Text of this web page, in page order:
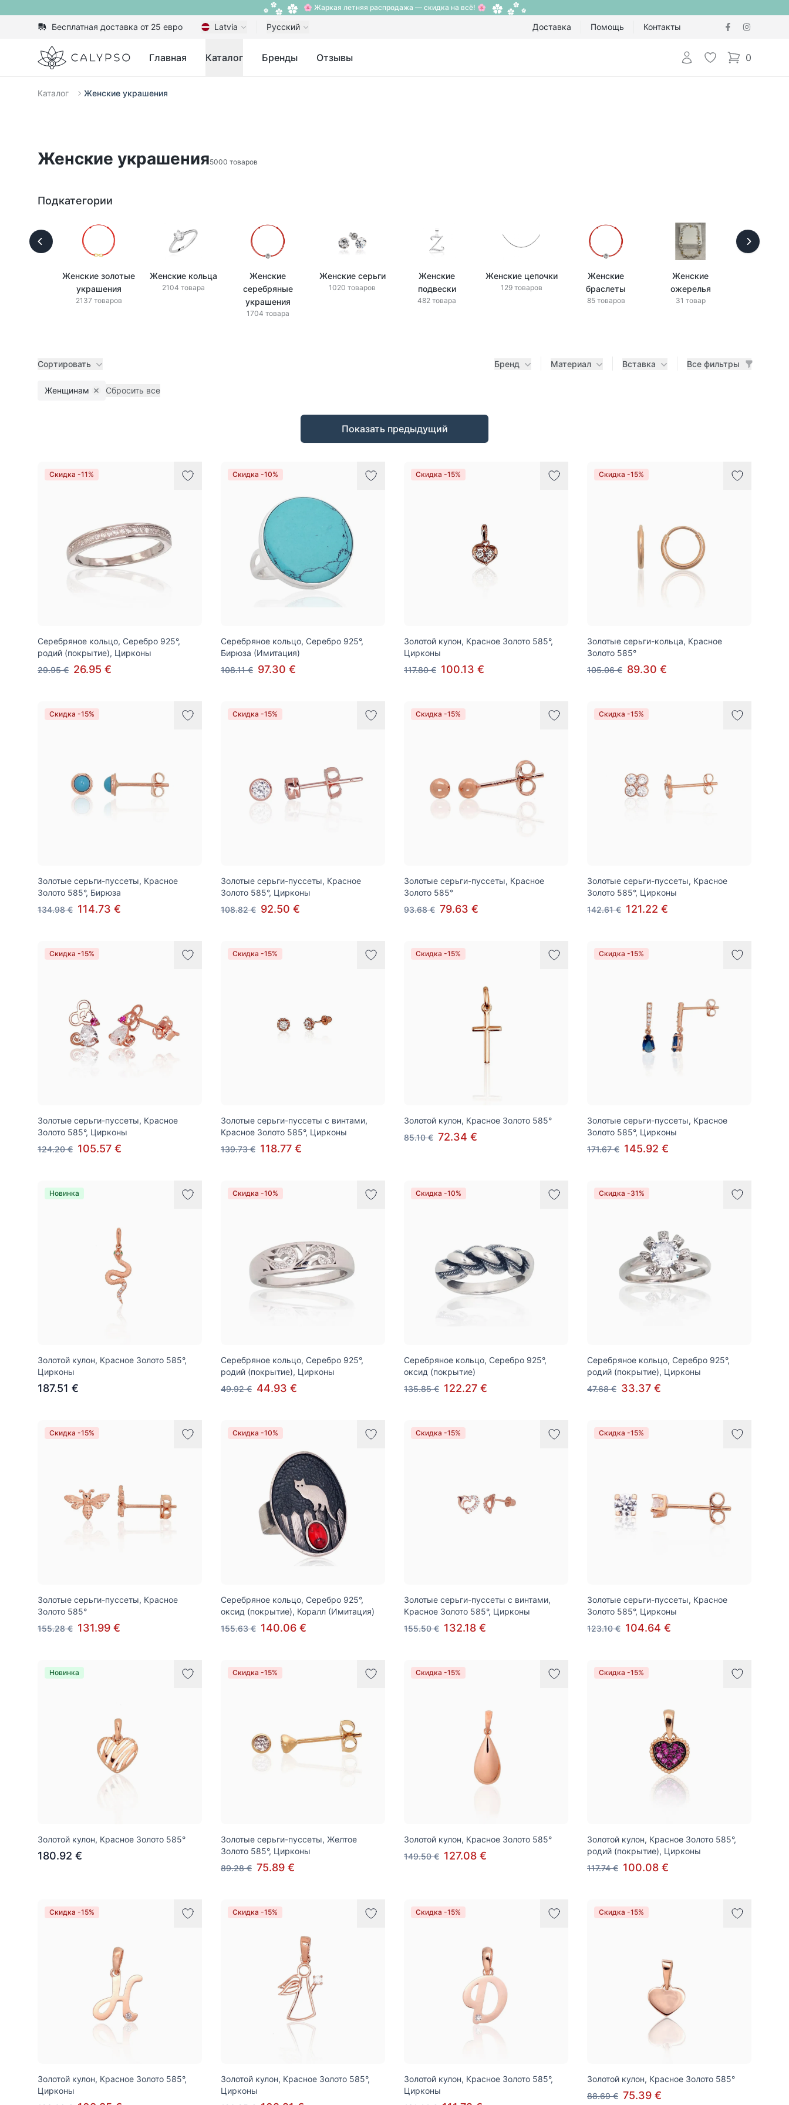
🌸 Жаркая летняя распродажа — скидка на всё! 🌸
Бесплатная доставка от 25 евро Latvia Русский Доставка Помощь Контакты
Calypso Главная Каталог Бренды Отзывы Авторизоваться
Избранное
0
items in cart,
Каталог Женские украшения
Женские украшения5000 товаров
Подкатегории
Женские золотые
украшения
2137 товаров
Женские кольца
2104 товара
Женские
серебряные
украшения
1704 товара
Женские серьги
1020 товаров
Женские
подвески
482 товара
Женские цепочки
129 товаров
Женские
браслеты
85 товаров
Женские
ожерелья
31 товар
Сортировать Бренд Материал Вставка Все фильтры
Женщинам Remove filter
Сбросить все
Показать предыдущий
Скидка -11%
Серебряное кольцо, Серебро 925°,
родий (покрытие), Цирконы
29.95 € 26.95 €
Скидка -10%
Серебряное кольцо, Серебро 925°,
Бирюза (Имитация)
108.11 € 97.30 €
Скидка -15%
Золотой кулон, Красное Золото 585°,
Цирконы
117.80 € 100.13 €
Скидка -15%
Золотые серьги-кольца, Красное
Золото 585°
105.06 € 89.30 €
Скидка -15%
Золотые серьги-пуссеты, Красное
Золото 585°, Бирюза
134.98 € 114.73 €
Скидка -15%
Золотые серьги-пуссеты, Красное
Золото 585°, Цирконы
108.82 € 92.50 €
Скидка -15%
Золотые серьги-пуссеты, Красное
Золото 585°
93.68 € 79.63 €
Скидка -15%
Золотые серьги-пуссеты, Красное
Золото 585°, Цирконы
142.61 € 121.22 €
Скидка -15%
Золотые серьги-пуссеты, Красное
Золото 585°, Цирконы
124.20 € 105.57 €
Скидка -15%
Золотые серьги-пуссеты с винтами,
Красное Золото 585°, Цирконы
139.73 € 118.77 €
Скидка -15%
Золотой кулон, Красное Золото 585°
85.10 € 72.34 €
Скидка -15%
Золотые серьги-пуссеты, Красное
Золото 585°, Цирконы
171.67 € 145.92 €
Новинка
Золотой кулон, Красное Золото 585°,
Цирконы
187.51 €
Скидка -10%
Серебряное кольцо, Серебро 925°,
родий (покрытие), Цирконы
49.92 € 44.93 €
Скидка -10%
Серебряное кольцо, Серебро 925°,
оксид (покрытие)
135.85 € 122.27 €
Скидка -31%
Серебряное кольцо, Серебро 925°,
родий (покрытие), Цирконы
47.68 € 33.37 €
Скидка -15%
Золотые серьги-пуссеты, Красное
Золото 585°
155.28 € 131.99 €
Скидка -10%
Серебряное кольцо, Серебро 925°,
оксид (покрытие), Коралл (Имитация)
155.63 € 140.06 €
Скидка -15%
Золотые серьги-пуссеты с винтами,
Красное Золото 585°, Цирконы
155.50 € 132.18 €
Скидка -15%
Золотые серьги-пуссеты, Красное
Золото 585°, Цирконы
123.10 € 104.64 €
Новинка
Золотой кулон, Красное Золото 585°
180.92 €
Скидка -15%
Золотые серьги-пуссеты, Желтое
Золото 585°, Цирконы
89.28 € 75.89 €
Скидка -15%
Золотой кулон, Красное Золото 585°
149.50 € 127.08 €
Скидка -15%
Золотой кулон, Красное Золото 585°,
родий (покрытие), Цирконы
117.74 € 100.08 €
Скидка -15%
Золотой кулон, Красное Золото 585°,
Цирконы
Скидка -15%
Золотой кулон, Красное Золото 585°,
Цирконы
Скидка -15%
Золотой кулон, Красное Золото 585°,
Цирконы
Скидка -15%
Золотой кулон, Красное Золото 585°
88.69 € 75.39 €